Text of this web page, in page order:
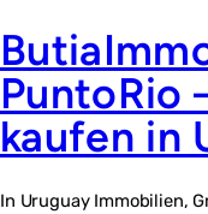
PuntoRio
kaufen in
In Uruguay Immobilien,